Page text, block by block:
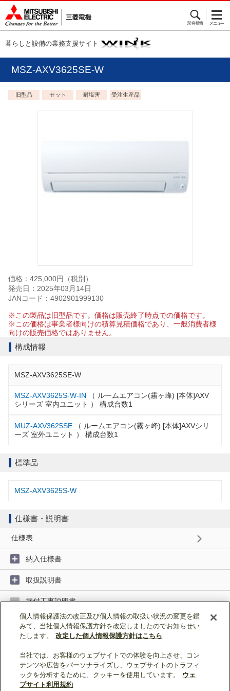
暮らしと設備の業務支援サイト
MSZ-AXV3625SE-W
旧型品 セット 耐塩害 受注生産品
価格：425,000円（税別）
発売日：2025年03月14日
JANコード：4902901999130
※この製品は旧型品です。価格は販売終了時点での価格です。
※この価格は事業者様向けの積算見積価格であり、一般消費者様
向けの販売価格ではありません。
構成情報
MSZ-AXV3625SE-W
MSZ-AXV3625S-W-IN
（ ルームエアコン(霧ヶ峰) [本体]AXV
シリーズ 室内ユニット ） 構成台数1
MUZ-AXV3625SE
（ ルームエアコン(霧ヶ峰) [本体]AXVシリ
ーズ 室外ユニット ） 構成台数1
標準品
MSZ-AXV3625S-W
仕様書・説明書
仕様表
納入仕様書
取扱説明書
据付工事説明書
据付工事説明書 (1MB)
ページトップへ戻る
表示モード：
個人情報保護法の改正及び個人情報の取扱い状況の変更を鑑
みて、当社個人情報保護方針を改定しましたのでお知らせい
たします。
改定した個人情報保護方針はこちら
当社では、お客様のウェブサイトでの体験を向上させ、コン
テンツや広告をパーソナライズし、ウェブサイトのトラフィ
ックを分析するために、クッキーを使用しています。
ウェ
ブサイト利用規約